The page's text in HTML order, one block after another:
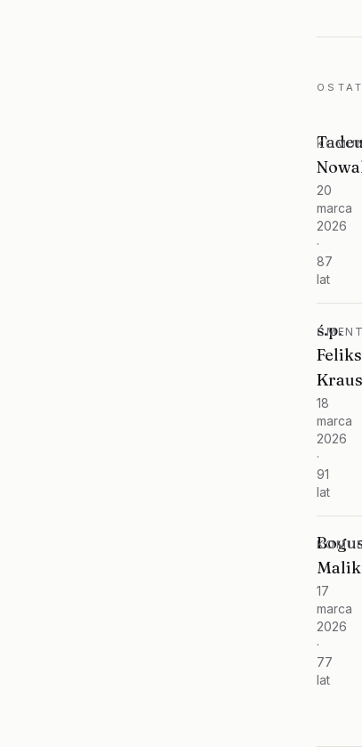
20
marca
2026
·
87
lat
ś.p.
Feliks
18
marca
2026
·
91
lat
Malik
17
marca
2026
·
77
lat